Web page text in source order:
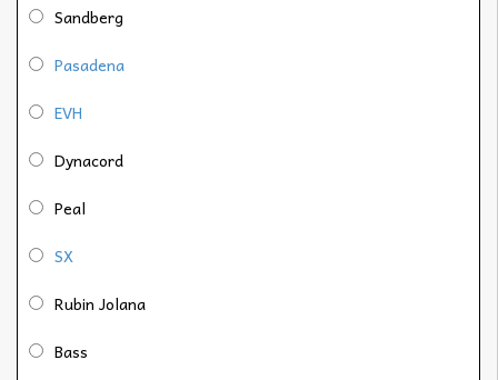
Sandberg
Pasadena
EVH
Dynacord
Peal
SX
Rubin Jolana
Bass